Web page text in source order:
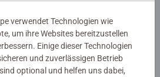
eine Bewertung
verwendet Technologien wie
um ihre Websites bereitzustellen
Einige dieser Technologien
und zuverlässigen Betrieb
optional und helfen uns dabei,